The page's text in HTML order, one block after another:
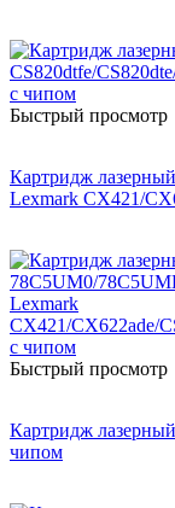
Быстрый просмотр
Картридж
Lexmark CX421/
Быстрый просмотр
Картридж
чипом